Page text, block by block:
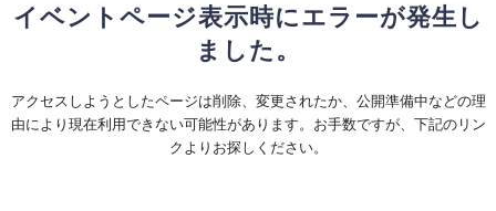
イベントページ表示時にエラーが発生し
ました。
アクセスしようとしたページは削除、変更されたか、公開準備中などの理
由により現在利用できない可能性があります。お手数ですが、下記のリン
クよりお探しください。